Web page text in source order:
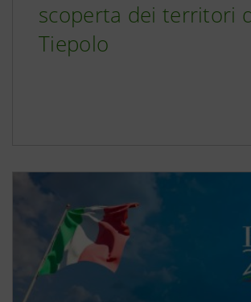
scoperta dei territori
Tiepolo